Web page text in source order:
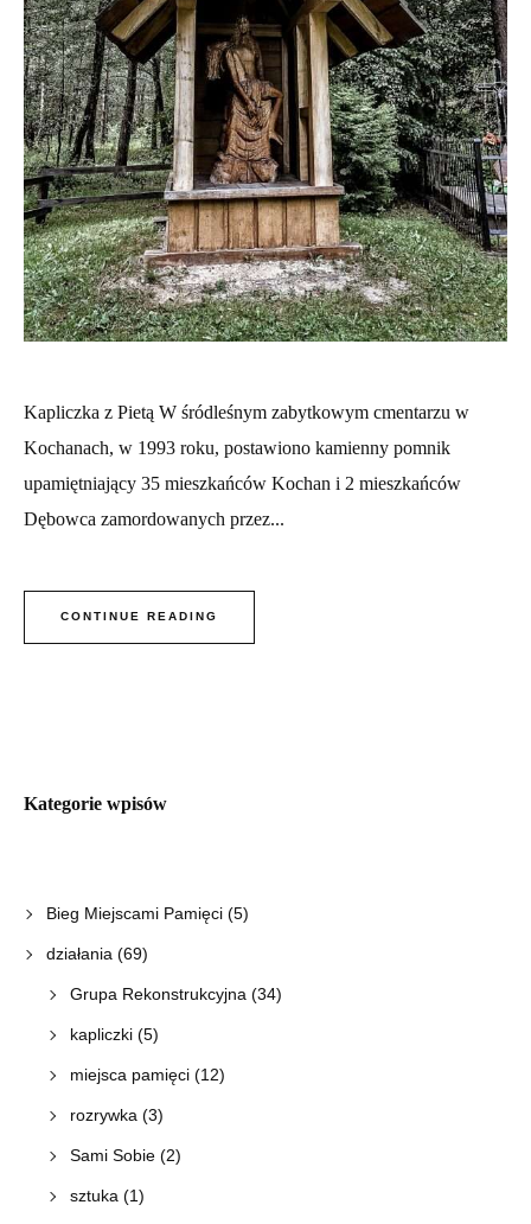
Kapliczka z Pietą W śródleśnym zabytkowym cmentarzu w
Kochanach, w 1993 roku, postawiono kamienny pomnik
upamiętniający 35 mieszkańców Kochan i 2 mieszkańców
Dębowca zamordowanych przez...
CONTINUE READING
Kategorie wpisów
Bieg Miejscami Pamięci(5)
działania (69)
Grupa Rekonstrukcyjna (34)
kapliczki(5)
miejsca pamięci(12)
rozrywka (3)
Sami Sobie(2)
sztuka (1)